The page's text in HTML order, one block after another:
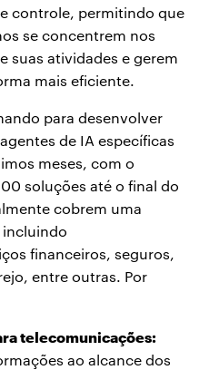
controle, permitindo que
se concentrem nos
suas atividades e gerem
mais eficiente.
para desenvolver
de IA específicas
meses, com o
soluções até o final do
cobrem uma
incluindo
financeiros, seguros,
entre outras. Por
telecomunicações:
ao alcance dos